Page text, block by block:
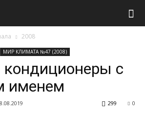
2008
МИР КЛИМАТА №47 (2008)
с
именем
0
299